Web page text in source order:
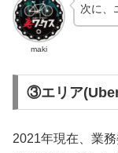
maki
次に、
③エリア
2021年現在、業